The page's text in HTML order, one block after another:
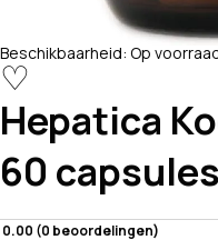
Beschikbaarheid: Op voorraad
♡
Hepatica
60
0.00 (0 beoordelingen)